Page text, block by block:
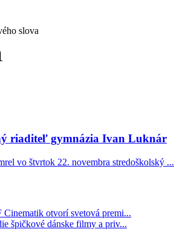
slova
riaditeľ gymnázia Ivan Luknár
vo štvrtok 22. novembra stredoškolský ...
Cinematik otvorí svetová premi...
špičkové dánske filmy a priv...